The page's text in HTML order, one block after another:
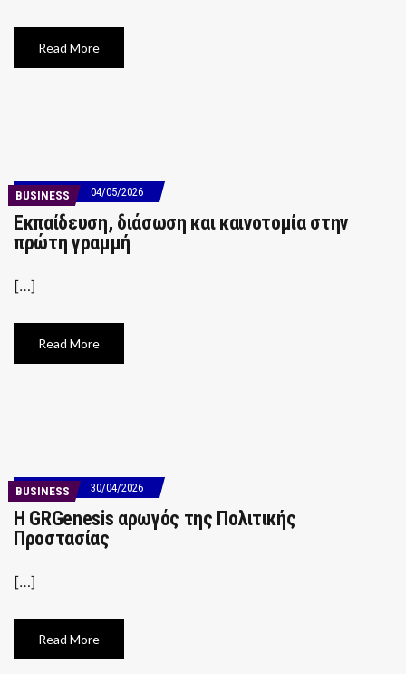
Read More
BUSINESS 04/05/2026
Εκπαίδευση, διάσωση και καινοτομία στην
πρώτη γραμμή
[…]
Read More
BUSINESS 30/04/2026
Η GRGenesis αρωγός της Πολιτικής
Προστασίας
[…]
Read More